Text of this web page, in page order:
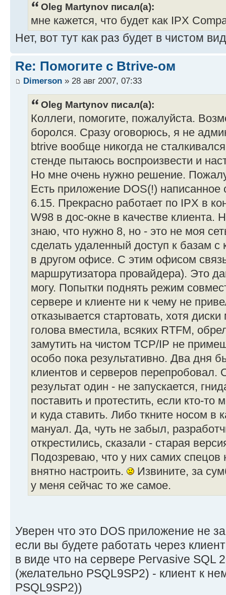
Oleg Martynov писал(а):
мне кажется, что будет как IPX
Нет, вот тут как раз будет в чистом
Re: Помогите с Btrive-ом
Dimerson » 28 авг 2007, 07:33
Oleg Martynov писал(а):
Коллеги, помогите, пожалуйста.
боролся. Сразу оговорюсь, я не
btrive вообще никогда не
стенде пытаюсь воспроизвести и
Но мне очень нужно решение.
Есть приложение DOS(!) написанное
6.15. Прекрасно работает по IPX в
W98 в дос-окне в качестве клиента.
знаю, что нужно 8, но - это не моя
сделать удаленный доступ к базам
в другом офисе. С этим офисом
маршрутизатора провайдера). Это
могу. Попытки поднять режим
сервере и клиенте ни к чему не
отказывается стартовать, хотя
голова вместила, всяких RTFM,
замутить на чистом TCP/IP не
особо пока результативно. Два дня
клиентов и серверов
результат один - не запускается,
поставить и протестить, если кто-то
и куда ставить. Либо ткните носом в
мануал. Да, чуть не забыл,
открестились, сказали - старая
Подозреваю, что у них самих спецов
внятно настроить.
Извините, за
у меня сейчас то же самое.
Уверен что это DOS приложение не
если вы будете работать через
в виде что на сервере Pervasive SQL
(желательно PSQL9SP2) - клиент к
PSQL9SP2))